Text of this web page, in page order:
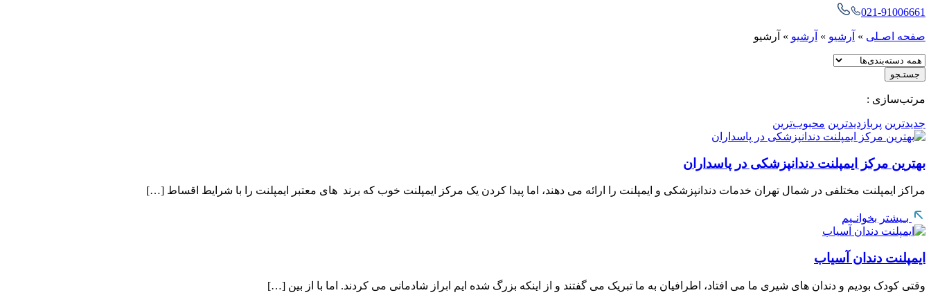
021-91006661
صفحه اصـلی » آرشیو » آرشیو » آرشیو
جستـجو
مرتب‌سازی :
جدیدترین پربازدیدترین محبوب‌ترین
بهترین مرکز ایمپلنت دندانپزشکی در پاسداران
مراکز ایمپلنت مختلفی در شمال تهران خدمات دندانپزشکی و ایمپلنت را ارائه می دهند، اما پیدا کردن یک مرکز ایمپلنت خوب که برند های معتبر ایمپلنت را با شرایط اقساط […]
بـیشتر بخوانـیم
ایمپلنت دندان آسیاب
وقتی کودک بودیم و دندان های شیری ما می افتاد، اطرافیان به ما تبریک می گفتند و از اینکه بزرگ‌ شده ایم ابراز شادمانی می کردند. اما با از بین […]